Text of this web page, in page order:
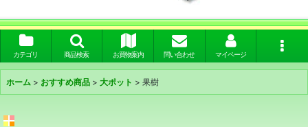
カテゴリ 商品検索 お買物案内 問い合わせ マイページ
ホーム > おすすめ商品 > 大ポット > 果樹